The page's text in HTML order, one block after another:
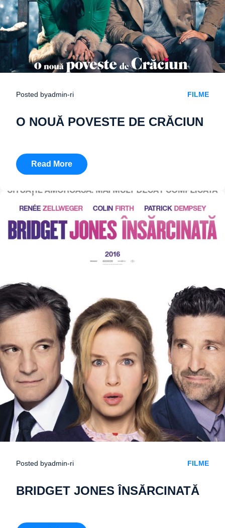
Posted byadmin-ri FILME
O NOUĂ POVESTE DE CRĂCIUN
Read More
Posted byadmin-ri FILME
BRIDGET JONES ÎNSĂRCINATĂ